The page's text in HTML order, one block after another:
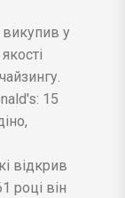
у
15
відкрив
році він